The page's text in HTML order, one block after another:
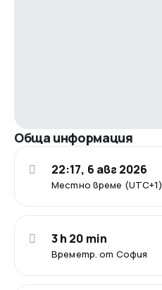
Обща информация
Местно време (UTC+1)
22:17, 6 авг 2026
Времетр. от София
3 h 20 min